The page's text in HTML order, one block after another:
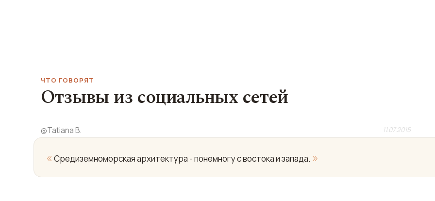
ЧТО ГОВОРЯТ
Отзывы из социальных сетей
@Tatiana B. 11.07.2015
« Средиземноморская архитектура - понемногу с востока и запада. »